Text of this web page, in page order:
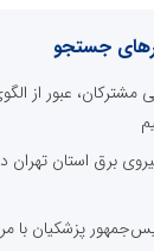
گزارش خبر
جستجو
عبور از
برق استان تهران در
پزشکیان با